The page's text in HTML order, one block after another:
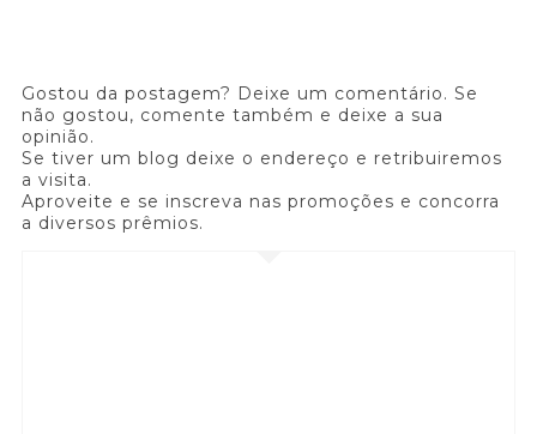
Gostou da postagem? Deixe um comentário. Se
não gostou, comente também e deixe a sua
opinião.
Se tiver um blog deixe o endereço e retribuiremos
a visita.
Aproveite e se inscreva nas promoções e concorra
a diversos prêmios.